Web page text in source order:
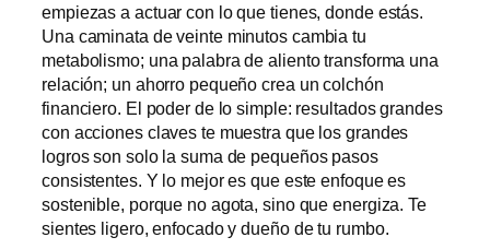
empiezas a actuar con lo que tienes, donde estás.
Una caminata de veinte minutos cambia tu
metabolismo; una palabra de aliento transforma una
relación; un ahorro pequeño crea un colchón
financiero. El poder de lo simple: resultados grandes
con acciones claves te muestra que los grandes
logros son solo la suma de pequeños pasos
consistentes. Y lo mejor es que este enfoque es
sostenible, porque no agota, sino que energiza. Te
sientes ligero, enfocado y dueño de tu rumbo.